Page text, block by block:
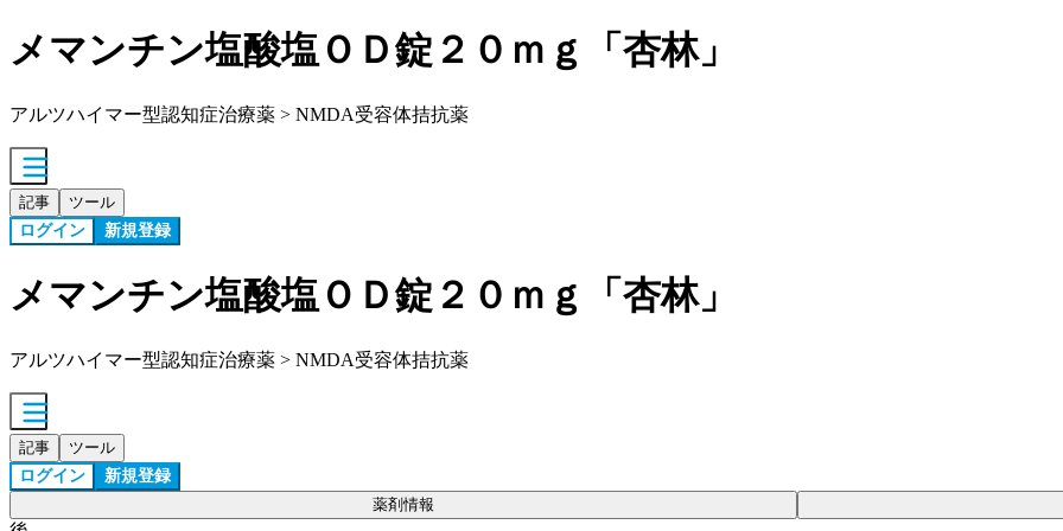
メマンチン塩酸塩ＯＤ錠２０ｍｇ「杏林」
アルツハイマー型認知症治療薬 > NMDA受容体拮抗薬
記事 ツール
ログイン 新規登録
メマンチン塩酸塩ＯＤ錠２０ｍｇ「杏林」
アルツハイマー型認知症治療薬 > NMDA受容体拮抗薬
記事 ツール
ログイン 新規登録
薬剤情報